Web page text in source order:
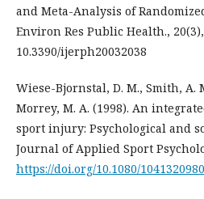
and Meta-Analysis of
Environ Res Public Health., 20(3),
10.3390/ijerph20032038
Wiese-Bjornstal, D. M., Smith, A.
Morrey, M. A. (1998). An
sport injury: Psychological and
Journal of Applied Sport
https://doi.org/10.1080/